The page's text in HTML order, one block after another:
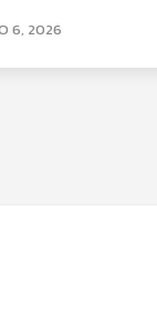
6, 2026